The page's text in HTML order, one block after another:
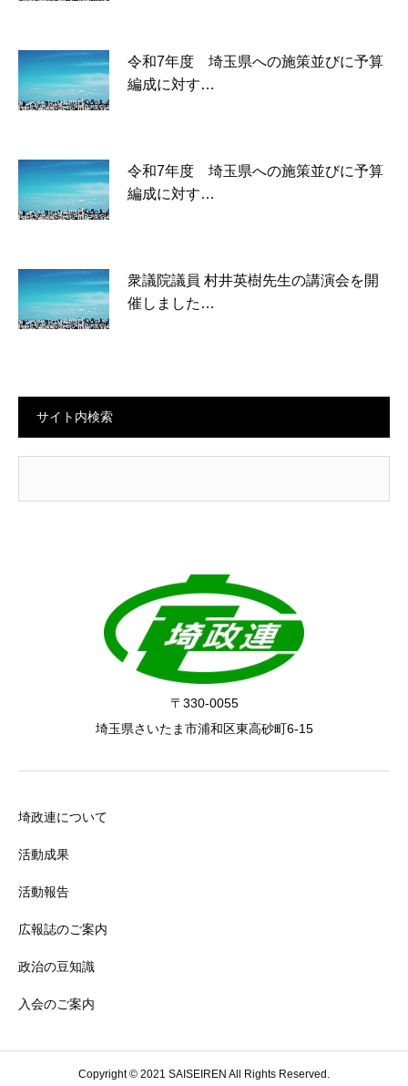
令和7年度 埼玉県への施策並びに予算
編成に対す…
令和7年度 埼玉県への施策並びに予算
編成に対す…
衆議院議員 村井英樹先生の講演会を開
催しました…
サイト内検索
〒330-0055
埼玉県さいたま市浦和区東高砂町6-15
埼政連について
活動成果
活動報告
広報誌のご案内
政治の豆知識
入会のご案内
Copyright © 2021 SAISEIREN All Rights Reserved.